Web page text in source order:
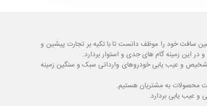
سافت خود را موظف دانست تا با تکیه بر تجارت پیشین و
این زمینه گام های جدی و استوار بردارد.
و عیب یابی خودروهای وارداتی سبک و سنگین زمینه
محصولات به مشتریان هستیم.